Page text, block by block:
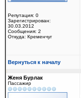
Репутация: 0
Зарегистрирован:
30.03.2012
Сообщения: 2
Откуда: Кременчуг
Вернуться к началу
Женя Бурлак
Пассажир